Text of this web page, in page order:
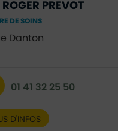
ROGER PREVOT
DE SOINS
Danton
01 41 32 25 50
D'INFOS